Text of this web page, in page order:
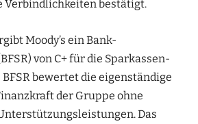
Verbindlichkeiten bestätigt.
Moody’s ein Bank-
von C+ für die Sparkassen-
bewertet die eigenständige
der Gruppe ohne
Das